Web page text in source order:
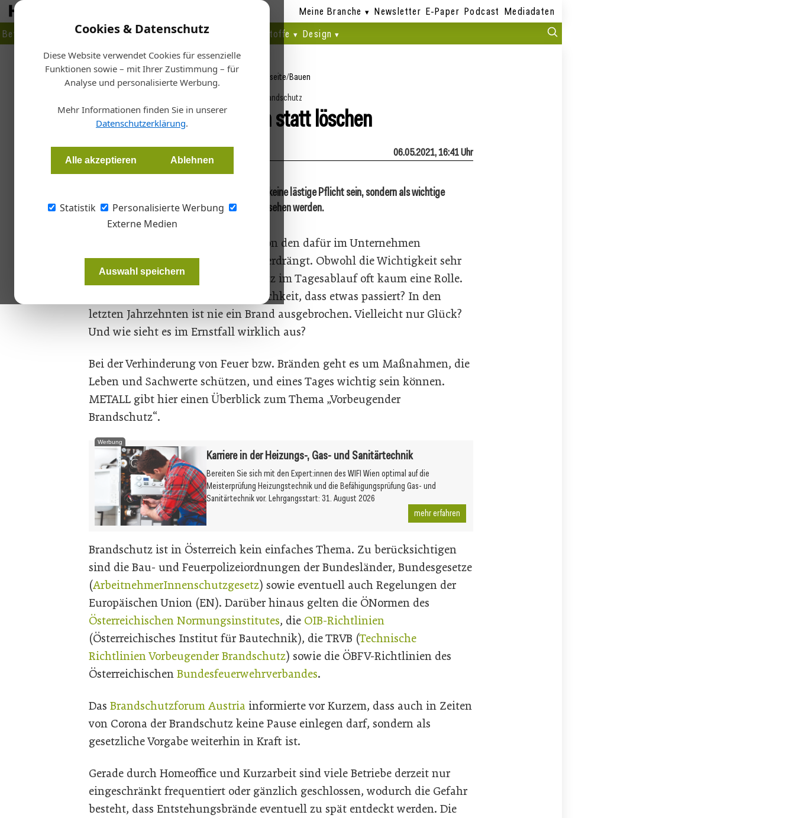
Cookies & Datenschutz
Diese Website verwendet Cookies für essenzielle
Funktionen sowie – mit Ihrer Zustimmung – für
Analyse und personalisierte Werbung.
Mehr Informationen finden Sie in unserer
Datenschutzerklärung.
Alle akzeptieren Ablehnen
Statistik
Personalisierte Werbung
Externe Medien
Auswahl speichern
Meine Branche Newsletter E-Paper Podcast Mediadaten
Betrieb
Planen Bauen Fertigen Bau- + Werkstoffe Design
Startseite/Bauen
Brandschutz
Vorbeugen statt löschen
06.05.2021, 16:41 Uhr
Der Schutz vor Feuer und Rauch im Betrieb soll keine lästige Pflicht sein, sondern als wichtige
Aufgabe für Management und Beschäftigte gesehen werden.
Oft wird das Thema Brandschutz von den dafür im Unternehmen
verantwortlichen Personen etwas verdrängt. Obwohl die Wichtigkeit sehr
wohl bekannt ist, spielt Brandschutz im Tagesablauf oft kaum eine Rolle.
Wie groß ist denn die Wahrscheinlichkeit, dass etwas passiert? In den
letzten Jahrzehnten ist nie ein Brand ausgebrochen. Vielleicht nur Glück?
Und wie sieht es im Ernstfall wirklich aus?
Bei der Verhinderung von Feuer bzw. Bränden geht es um Maßnahmen, die
Leben und Sachwerte schützen, und eines Tages wichtig sein können.
METALL gibt hier einen Überblick zum Thema „Vorbeugender
Brandschutz“.
Werbung
Karriere in der Heizungs-, Gas- und Sanitärtechnik
Bereiten Sie sich mit den Expert:innen des WIFI Wien optimal auf die
Meisterprüfung Heizungstechnik und die Befähigungsprüfung Gas- und
Sanitärtechnik vor. Lehrgangsstart: 31. August 2026
mehr erfahren
Brandschutz ist in Österreich kein einfaches Thema. Zu berücksichtigen
sind die Bau- und Feuerpolizeiordnungen der Bundesländer, Bundesgesetze
(ArbeitnehmerInnenschutzgesetz) sowie eventuell auch Regelungen der
Europäischen Union (EN). Darüber hinaus gelten die ÖNormen des
Österreichischen Normungsinstitutes, die OIB-Richtlinien
(Österreichisches Institut für Bautechnik), die TRVB (Technische
Richtlinien Vorbeugender Brandschutz) sowie die ÖBFV-Richtlinien des
Österreichischen Bundesfeuerwehrverbandes.
Das Brandschutzforum Austria informierte vor Kurzem, dass auch in Zeiten
von Corona der Brandschutz keine Pause einlegen darf, sondern als
gesetzliche Vorgabe weiterhin in Kraft ist.
Gerade durch Homeoffice und Kurzarbeit sind viele Betriebe derzeit nur
eingeschränkt frequentiert oder gänzlich geschlossen, wodurch die Gefahr
besteht, dass Entstehungsbrände eventuell zu spät entdeckt werden. Die